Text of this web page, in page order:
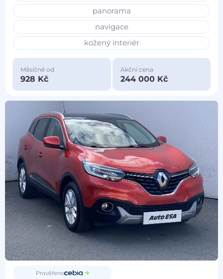
panorama
navigace
kožený interiér
Měsíčně od
928 Kč
Akční cena
244 000 Kč
Prověřeno